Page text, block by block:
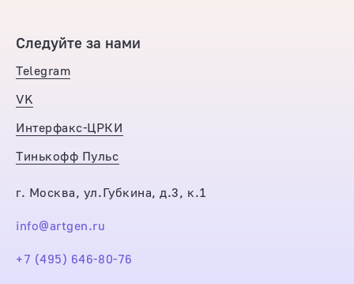
Следуйте за нами
Telegram
VK
Интерфакс-ЦРКИ
Тинькофф Пульс
г. Москва, ул.Губкина, д.3, к.1
info@artgen.ru
+7 (495) 646-80-76